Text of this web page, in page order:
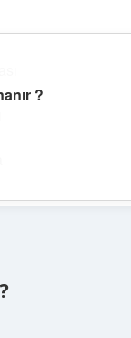
içerikler.
?